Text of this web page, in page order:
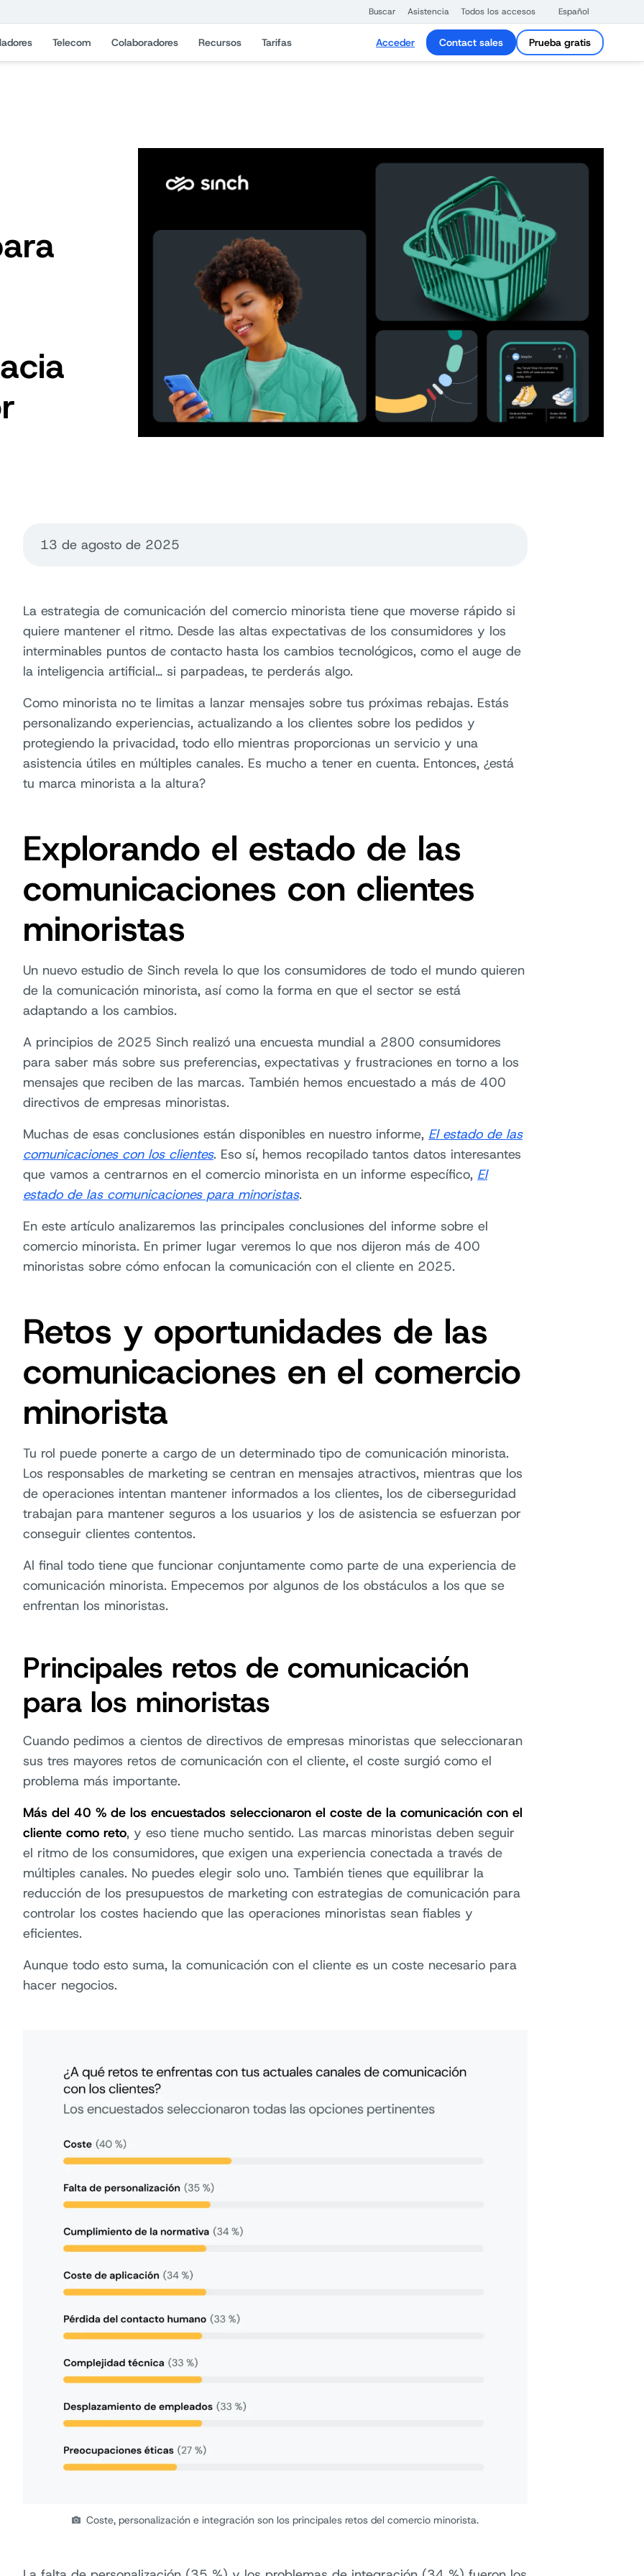
Buscar Asistencia Todos los accesos Español
Telecom Colaboradores Recursos Tarifas Acceder Contact sales Prueba gratis
13 de agosto de 2025
La estrategia de comunicación del comercio minorista tiene que moverse rápido si
quiere mantener el ritmo. Desde las altas expectativas de los consumidores y los
interminables puntos de contacto hasta los cambios tecnológicos, como el auge de
la inteligencia artificial… si parpadeas, te perderás algo.
Como minorista no te limitas a lanzar mensajes sobre tus próximas rebajas. Estás
personalizando experiencias, actualizando a los clientes sobre los pedidos y
protegiendo la privacidad, todo ello mientras proporcionas un servicio y una
asistencia útiles en múltiples canales. Es mucho a tener en cuenta. Entonces, ¿está
tu marca minorista a la altura?
Explorando el estado de las
comunicaciones con clientes
minoristas
Un nuevo estudio de Sinch revela lo que los consumidores de todo el mundo quieren
de la comunicación minorista, así como la forma en que el sector se está
adaptando a los cambios.
A principios de 2025 Sinch realizó una encuesta mundial a 2800 consumidores
para saber más sobre sus preferencias, expectativas y frustraciones en torno a los
mensajes que reciben de las marcas. También hemos encuestado a más de 400
directivos de empresas minoristas.
Muchas de esas conclusiones están disponibles en nuestro informe, El estado de las
comunicaciones con los clientes. Eso sí, hemos recopilado tantos datos interesantes
que vamos a centrarnos en el comercio minorista en un informe específico, El
estado de las comunicaciones para minoristas.
En este artículo analizaremos las principales conclusiones del informe sobre el
comercio minorista. En primer lugar veremos lo que nos dijeron más de 400
minoristas sobre cómo enfocan la comunicación con el cliente en 2025.
Retos y oportunidades de las
comunicaciones en el comercio
minorista
Tu rol puede ponerte a cargo de un determinado tipo de comunicación minorista.
Los responsables de marketing se centran en mensajes atractivos, mientras que los
de operaciones intentan mantener informados a los clientes, los de ciberseguridad
trabajan para mantener seguros a los usuarios y los de asistencia se esfuerzan por
conseguir clientes contentos.
Al final todo tiene que funcionar conjuntamente como parte de una experiencia de
comunicación minorista. Empecemos por algunos de los obstáculos a los que se
enfrentan los minoristas.
Principales retos de comunicación
para los minoristas
Cuando pedimos a cientos de directivos de empresas minoristas que seleccionaran
sus tres mayores retos de comunicación con el cliente, el coste surgió como el
problema más importante.
Más del 40 % de los encuestados seleccionaron el coste de la comunicación con el
cliente como reto, y eso tiene mucho sentido. Las marcas minoristas deben seguir
el ritmo de los consumidores, que exigen una experiencia conectada a través de
múltiples canales. No puedes elegir solo uno. También tienes que equilibrar la
reducción de los presupuestos de marketing con estrategias de comunicación para
controlar los costes haciendo que las operaciones minoristas sean fiables y
eficientes.
Aunque todo esto suma, la comunicación con el cliente es un coste necesario para
hacer negocios.
Coste, personalización e integración son los principales retos del comercio minorista.